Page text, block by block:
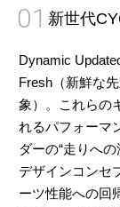
01 新世代
Dynamic
Fresh（新鮮な
象）。これらの
れるパフォーマ
ダーの“走りへの
デザインコンセ
ーツ性能への回